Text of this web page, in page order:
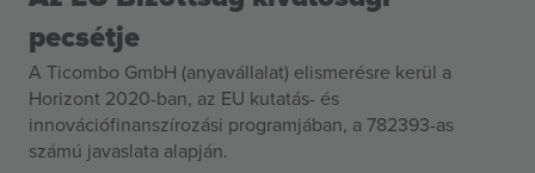
pecsétje
A Ticombo GmbH (anyavállalat) elismerésre kerül a
Horizont 2020-ban, az EU kutatás- és
innovációfinanszírozási programjában, a 782393-as
számú javaslata alapján.